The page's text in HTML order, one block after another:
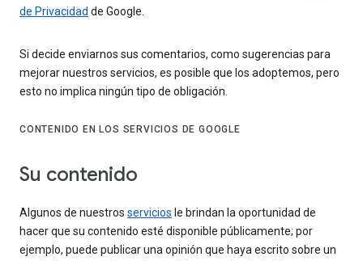
de Privacidad de Google.
Si decide enviarnos sus comentarios, como sugerencias para
mejorar nuestros servicios, es posible que los adoptemos, pero
esto no implica ningún tipo de obligación.
CONTENIDO EN LOS SERVICIOS DE GOOGLE
Su contenido
Algunos de nuestros servicios le brindan la oportunidad de
hacer que su contenido esté disponible públicamente; por
ejemplo, puede publicar una opinión que haya escrito sobre un